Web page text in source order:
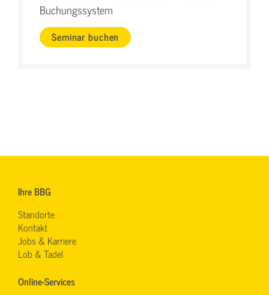
Buchungssystem
Seminar buchen
Ihre BBG
Standorte
Kontakt
Jobs & Karriere
Lob & Tadel
Online-Services